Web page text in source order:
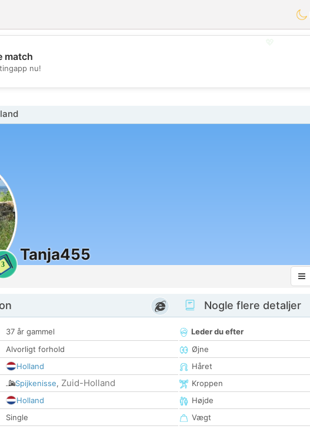
💕
match
nu!
3
Tanja455
37 år gammel
Alvorligt forhold
Holland
Spijkenisse, Zuid-Holland
Holland
Single
Nogle flere detaljer
Leder du efter
Øjne
Håret
Kroppen
Højde
Vægt